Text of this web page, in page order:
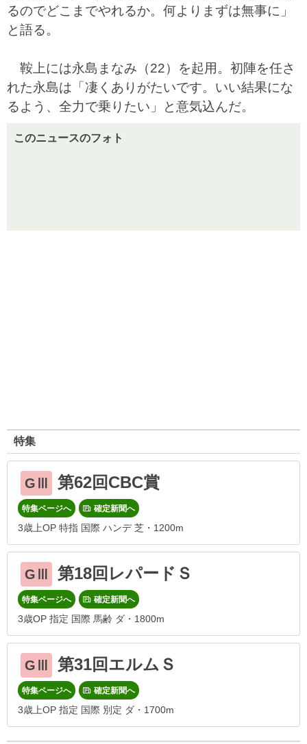
るのでどこまでやれるか。何よりまずは無事に」
と語る。
鞍上には永島まなみ（22）を起用。初陣を任さ
れた永島は「凄くありがたいです。いい結果にな
るよう、全力で乗りたい」と意気込んだ。
このニュースのフォト
特集
GⅢ 第62回CBC賞
特集ページへ 確定新聞へ
3歳上OP 特指 国際 ハンデ 芝・1200m
GⅢ 第18回レパードＳ
特集ページへ 確定新聞へ
3歳OP 指定 国際 馬齢 ダ・1800m
GⅢ 第31回エルムＳ
特集ページへ 確定新聞へ
3歳上OP 指定 国際 別定 ダ・1700m